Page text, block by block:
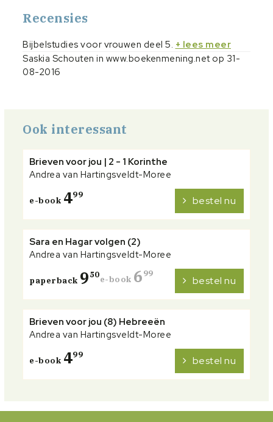
Recensies
Bijbelstudies voor vrouwen deel 5. + lees meer
Saskia Schouten in www.boekenmening.net op 31-
08-2016
Ook interessant
Brieven voor jou | 2 - 1 Korinthe
Andrea van Hartingsveldt-Moree
e-book 499 bestel nu
Sara en Hagar volgen (2)
Andrea van Hartingsveldt-Moree
paperback 950e-book 699
bestel nu
Brieven voor jou (8) Hebreeën
Andrea van Hartingsveldt-Moree
e-book 499 bestel nu